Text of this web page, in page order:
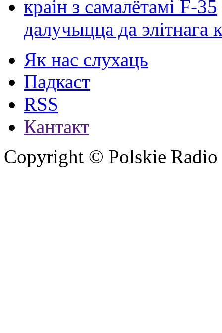
далучыцца да элітнага
Як нас слухаць
Падкаст
RSS
Кантакт
Copyright © Polskie